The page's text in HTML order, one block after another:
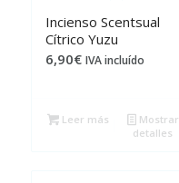
Incienso Scentsual
Cítrico Yuzu
6,90€ IVA incluído
Leer más
Mostrar
detalles